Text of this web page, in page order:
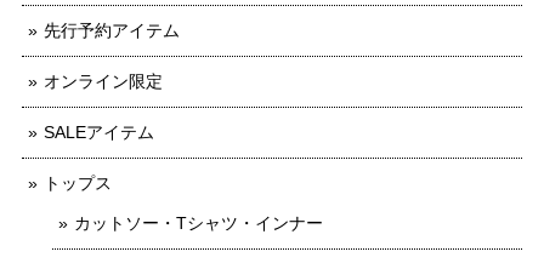
先行予約アイテム
オンライン限定
SALEアイテム
トップス
カットソー・Tシャツ・インナー